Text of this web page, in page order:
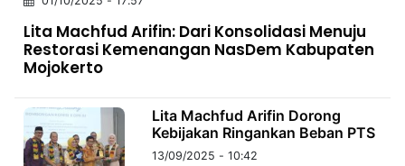
NTB
Time
IDN
Jogja
Rakyat
News
Notice
Baru
Kabarbaru
Lita Machfud Arifin: Dari Konsolidasi Menuju
Restorasi Kemenangan NasDem Kabupaten
Mojokerto
Lita Machfud Arifin Dorong
Kebijakan Ringankan Beban PTS
13/09/2025 - 10:42